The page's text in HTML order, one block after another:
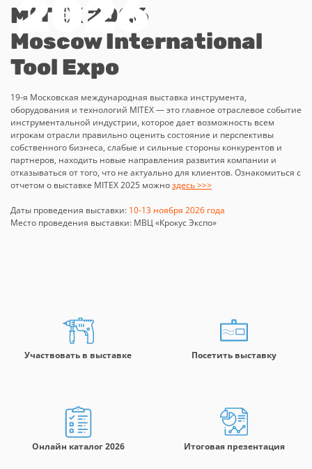
MITEX 2026
Moscow International
Tool Expo
19-я Московская международная выставка инструмента,
оборудования и технологий MITEX — это главное отраслевое событие
инструментальной индустрии, которое дает возможность всем
игрокам отрасли правильно оценить состояние и перспективы
собственного бизнеса, слабые и сильные стороны конкурентов и
партнеров, находить новые направления развития компании и
отказываться от того, что не актуально для клиентов. Ознакомиться с
отчетом о выставке MITEX 2025 можноздесь >>>
Даты проведения выставки: 10-13 ноября 2026 года
Место проведения выставки: МВЦ «Крокус Экспо»
Участвовать в выставке Посетить выставку
Онлайн каталог 2026 Итоговая презентация